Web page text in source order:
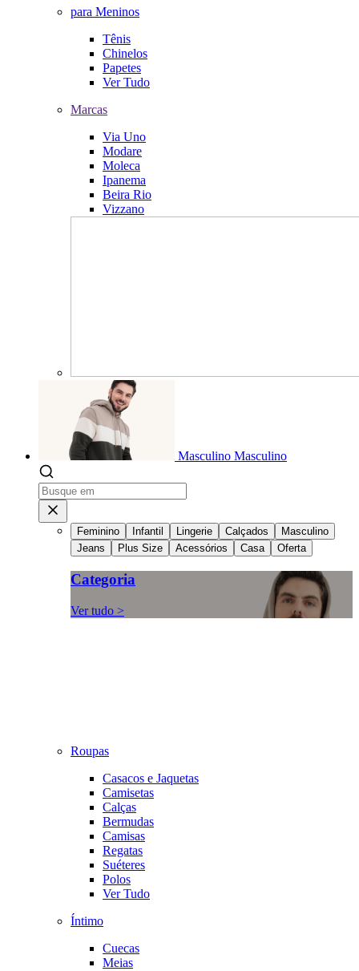
para Meninos
Tênis
Chinelos
Papetes
Ver Tudo
Marcas
Via Uno
Modare
Moleca
Ipanema
Beira Rio
Vizzano
Masculino Masculino
Feminino Infantil Lingerie Calçados
Masculino
Jeans
Plus Size Acessórios Casa Oferta
Categoria
Ver tudo >
Roupas
Casacos e Jaquetas
Camisetas
Calças
Bermudas
Camisas
Regatas
Suéteres
Polos
Ver Tudo
Íntimo
Cuecas
Meias